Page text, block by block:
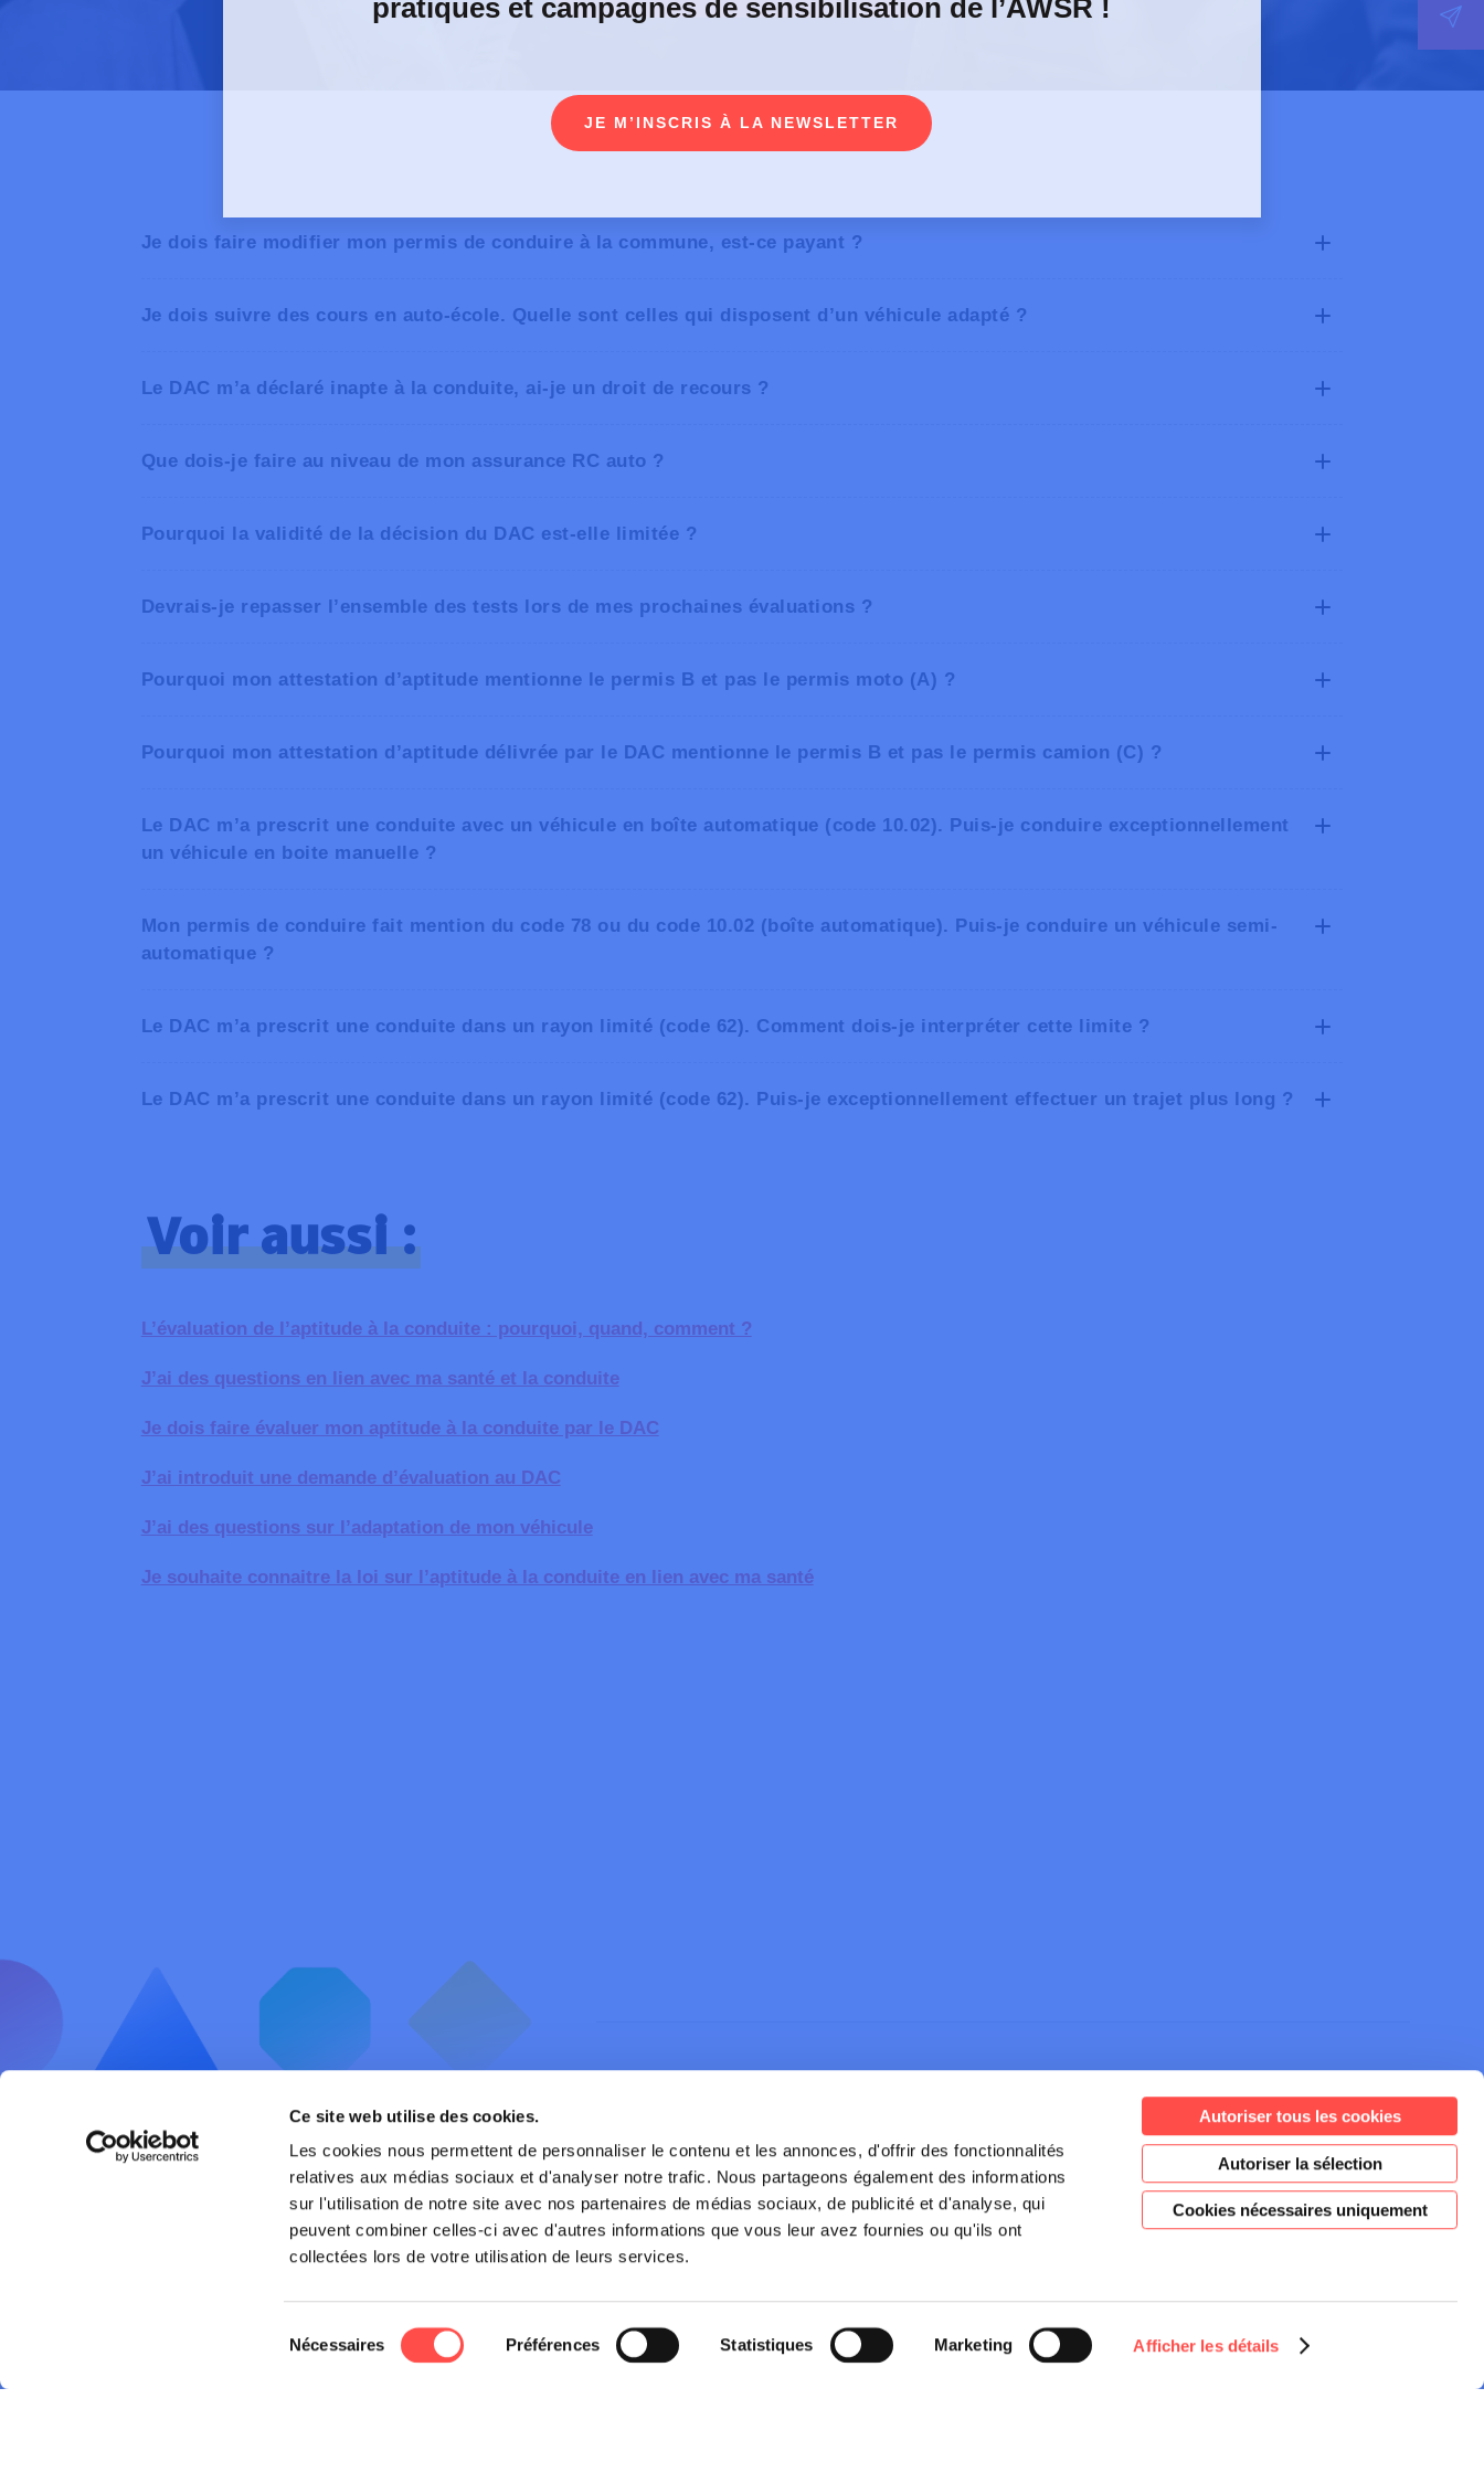
Ce site web utilise des cookies.
Les cookies nous permettent de personnaliser le contenu et les annonces, d'offrir des fonctionnalités
relatives aux médias sociaux et d'analyser notre trafic. Nous partageons également des informations
sur l'utilisation de notre site avec nos partenaires de médias sociaux, de publicité et d'analyse, qui
peuvent combiner celles-ci avec d'autres informations que vous leur avez fournies ou qu'ils ont
collectées lors de votre utilisation de leurs services.
du
Nécessaires Préférences Statistiques Marketing Afficher les détails
Autoriser tous les cookies
Autoriser la sélection
Cookies nécessaires uniquement
Je dois faire modifier mon permis de conduire à la commune, est-ce payant ?
le pdf du chapitre 21 (
Je dois suivre des cours en auto-école. Quelle sont celles qui disposent d’un véhicule adapté ?
Le DAC m’a déclaré inapte à la conduite, ai-je un droit de recours ?
légales
Que dois-je faire au niveau de mon assurance RC auto ?
risques
Pourquoi la validité de la décision du DAC est-elle limitée ?
(adaptations installées).
Devrais-je repasser l’ensemble des tests lors de mes prochaines évaluations ?
Pourquoi mon attestation d’aptitude mentionne le permis B et pas le permis moto (A) ?
Pourquoi mon attestation d’aptitude délivrée par le DAC mentionne le permis B et pas le permis camion (C) ?
Le DAC m’a prescrit une conduite avec un véhicule en boîte automatique (code 10.02). Puis-je conduire exceptionnellement
un véhicule en boite manuelle ?
Mon permis de conduire fait mention du code 78 ou du code 10.02 (boîte automatique). Puis-je conduire un véhicule semi-
automatique ?
Le DAC m’a prescrit une conduite dans un rayon limité (code 62). Comment dois-je interpréter cette limite ?
Le DAC m’a prescrit une conduite dans un rayon limité (code 62). Puis-je exceptionnellement effectuer un trajet plus long ?
Voir aussi :
L’évaluation de l’aptitude à la conduite : pourquoi, quand, comment ?
J’ai des questions en lien avec ma santé et la conduite
Je dois faire évaluer mon aptitude à la conduite par le DAC
J’ai introduit une demande d’évaluation au DAC
J’ai des questions sur l’adaptation de mon véhicule
Je souhaite connaitre la loi sur l’aptitude à la conduite en lien avec ma santé
Sécurité routière
Offres et services
AWSR
Contact
Partenaires
Publications
Presse
Publications
Inscrivez-vous à notre
newsletter
pratiques et campagnes de sensibilisation de l’AWSR !
JE M’INSCRIS À LA NEWSLETTER